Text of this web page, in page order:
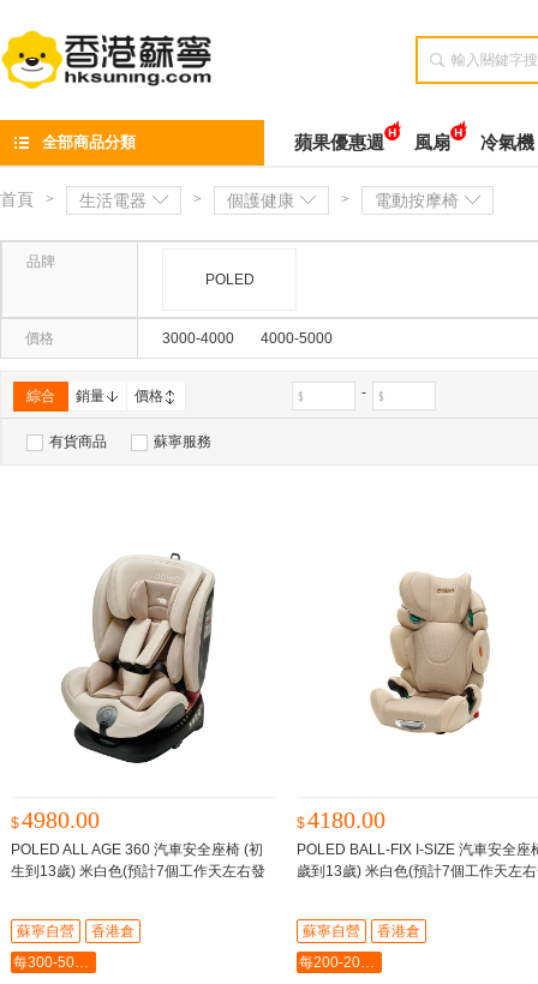

全部商品分類 蘋果優惠週 風扇 冷氣機
首頁 > 生活電器 > 個護健康 > 電動按摩椅
品牌
POLED
價格 3000-4000 4000-5000
綜合 銷量 價格 -
有貨商品 蘇寧服務
$4980.00
POLED ALL AGE 360 汽車安全座椅 (初
生到13歲) 米白色(預計7個工作天左右發
蘇寧自營
香港倉
每300-50最多-2000
$4180.00
POLED BALL-FIX I-SIZE 汽車安全座
歲到13歲) 米白色(預計7個工作天左
蘇寧自營
香港倉
每200-20最多-2000